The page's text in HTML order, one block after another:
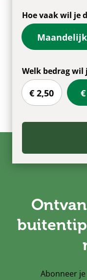
Hoe vaak wil je
Welk bedrag wil
€ 2,50
Abonneer